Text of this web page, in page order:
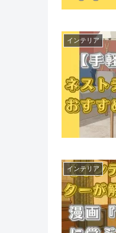
インテリア
インテリア